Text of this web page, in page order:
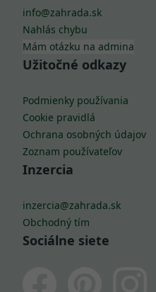
info@zahrada.sk
Nahlás chybu
Mám otázku na admina
Užitočné odkazy
Podmienky používania
Cookie pravidlá
Ochrana osobných údajov
Zoznam používateľov
Inzercia
inzercia@zahrada.sk
Obchodný tím
Sociálne siete